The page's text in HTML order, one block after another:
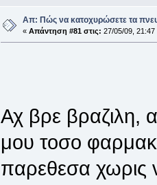
Απ: Πώς να κατοχυρώσετε τα
« Απάντηση #81 στις: 27/05/09, 21:47
Αχ βρε βραζιλη,
μου τοσο
παρεθεσα